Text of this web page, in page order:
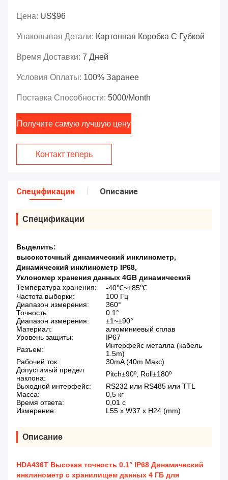
Цена: US$96
Упаковывая Детали: Картонная Коробка С Губкой
Время Доставки: 7 Дней
Условия Оплаты: 100% Заранее
Поставка Способности: 5000/month
Получите самую лучшую цену
Контакт теперь
Спецификации Описание
Спецификации
Выделить:
высокоточный динамический инклинометр,
Динамический инклинометр IP68,
Уклономер хранения данных 4GB динамический
Температура хранения:
-40℃~+85℃
Частота выборки:
100 Гц
Диапазон измерения:
360°
Точность:
0.1°
Диапазон измерения:
±1~±90°
Материал:
алюминиевый сплав
Уровень защиты:
IP67
Разъем:
Интерфейс металла (кабель
1.5m)
Рабочий ток:
30mA (40m Макс)
Допустимый предел
наклона:
Pitch±90º, Roll±180º
Выходной интерфейс:
RS232 или RS485 или TTL
Масса:
0,5 кг
Время ответа:
0,01 с
Измерение:
L55 x W37 x H24 (mm)
Описание
HDA436T Высокая точность 0.1° IP68 Динамический
инклинометр с хранилищем данных 4 ГБ для